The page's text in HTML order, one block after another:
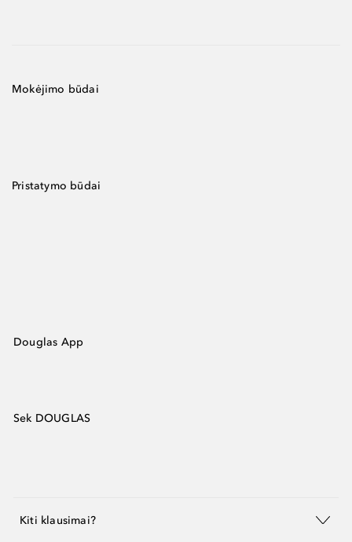
Mokėjimo būdai
Pristatymo būdai
Douglas App
Sek DOUGLAS
Kiti klausimai?